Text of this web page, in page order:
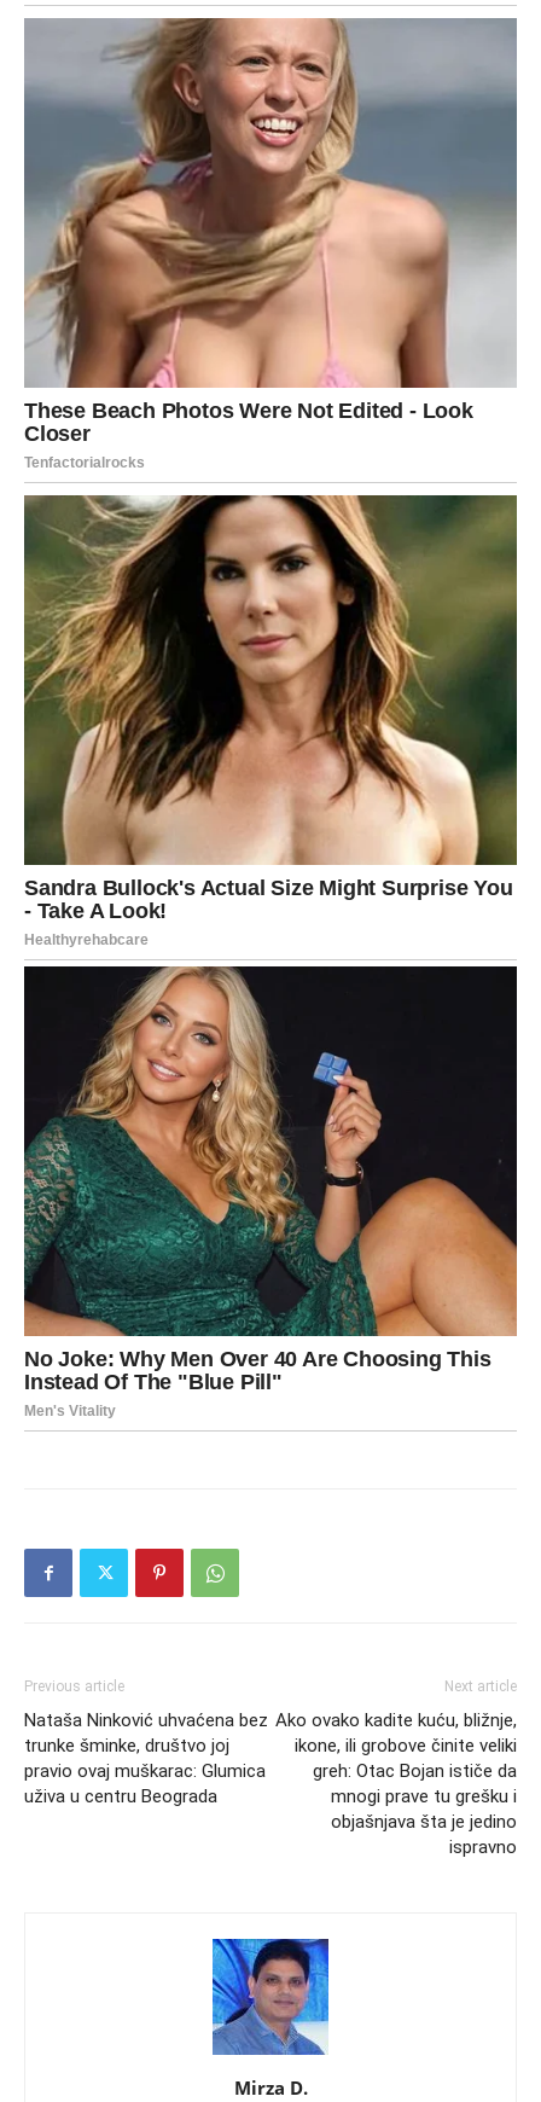
Previous article
Nataša Ninković uhvaćena bez
trunke šminke, društvo joj
pravio ovaj muškarac: Glumica
uživa u centru Beograda
Next article
Ako ovako kadite kuću, bližnje,
ikone, ili grobove činite veliki
greh: Otac Bojan ističe da
mnogi prave tu grešku i
objašnjava šta je jedino
ispravno
Mirza D.